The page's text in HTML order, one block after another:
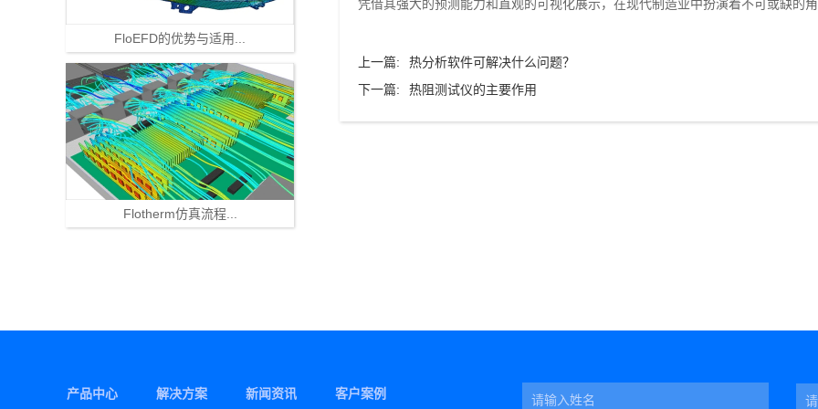
FloEFD的优势与适用...
Flotherm仿真流程...
凭借其强大的预测能力和直观的可视化展示，在现代制造业中扮演着不可或缺的
上一篇:
​热分析软件可解决什么问题？
下一篇:
​热阻测试仪的主要作用
产品中心 解决方案 新闻资讯 客户案例